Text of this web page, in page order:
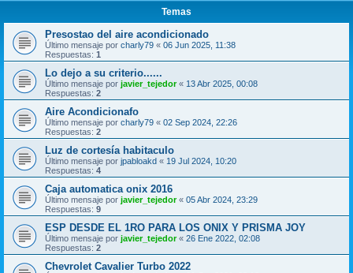
Temas
Presostao del aire acondicionado
Último mensaje por charly79 « 06 Jun 2025, 11:38
Respuestas: 1
Lo dejo a su criterio......
Último mensaje por javier_tejedor« 13 Abr 2025, 00:08
Respuestas: 2
Aire Acondicionafo
Último mensaje por charly79 « 02 Sep 2024, 22:26
Respuestas: 2
Luz de cortesía habitaculo
Último mensaje por jpabloakd « 19 Jul 2024, 10:20
Respuestas: 4
Caja automatica onix 2016
Último mensaje por javier_tejedor« 05 Abr 2024, 23:29
Respuestas: 9
ESP DESDE EL 1RO PARA LOS ONIX Y PRISMA JOY
Último mensaje por javier_tejedor« 26 Ene 2022, 02:08
Respuestas: 2
Chevrolet Cavalier Turbo 2022